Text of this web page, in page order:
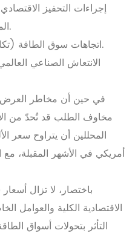
إجراءات التحفيز
المثال، الإنفاق على البنية التحتية).
اتجاهات سوق الطاقة (تكاليف الفحم والكهرباء للمصاهر).
الانتعاش الصناعي
في حين أن مخاطر العرض
مخاوف الطلب قد تُحدّ من
أمريكي في الأشهر المقبلة،
باختصار، لا تزال
الاقتصادية الكلية والعوامل
التأثر بتحولات أسواق